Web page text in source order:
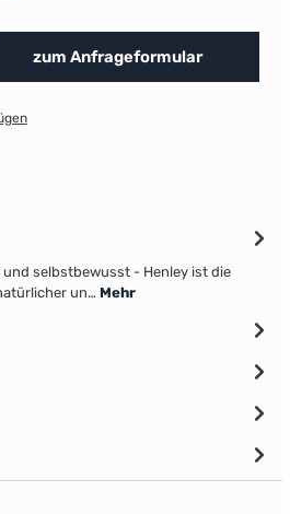
Anzahl: Gib den
zum Anfrageformular
selbstbewusst - Henley ist die
un… Mehr